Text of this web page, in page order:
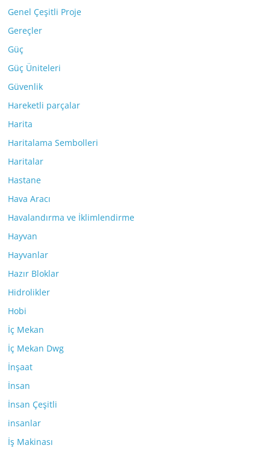
Genel Çeşitli Proje
Gereçler
Güç
Güç Üniteleri
Güvenlik
Hareketli parçalar
Harita
Haritalama Sembolleri
Haritalar
Hastane
Hava Aracı
Havalandırma ve İklimlendirme
Hayvan
Hayvanlar
Hazır Bloklar
Hidrolikler
Hobi
İç Mekan
İç Mekan Dwg
İnşaat
İnsan
İnsan Çeşitli
insanlar
İş Makinası